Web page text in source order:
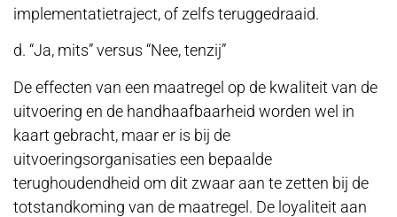
implementatietraject, of zelfs teruggedraaid.
d. “Ja, mits” versus “Nee, tenzij”
De effecten van een maatregel op de kwaliteit van de
uitvoering en de handhaafbaarheid worden wel in
kaart gebracht, maar er is bij de
uitvoeringsorganisaties een bepaalde
terughoudendheid om dit zwaar aan te zetten bij de
totstandkoming van de maatregel. De loyaliteit aan